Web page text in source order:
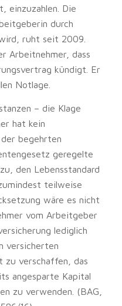
einzuzahlen. Die
durch
ruht seit 2009.
Arbeitnehmer, dass
kündigt. Er
Notlage.
– die Klage
hat kein
begehrten
geregelte
den Lebensstandard
teilweise
wäre es nicht
vom Arbeitgeber
lediglich
versicherten
zu verschaffen, das
angesparte Kapital
zu verwenden. (BAG,